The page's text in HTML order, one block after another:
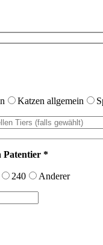
Katzen allgemein
Patentier *
240 Anderer